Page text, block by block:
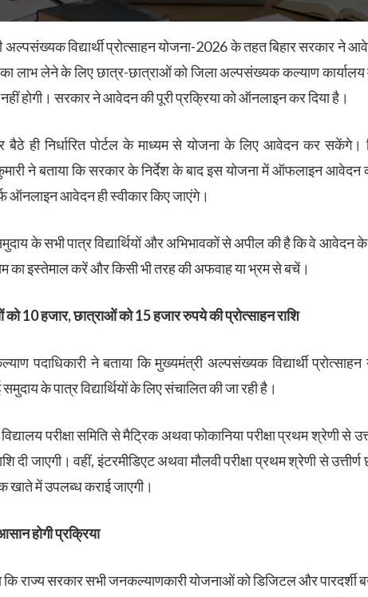
अल्पसंख्यक विद्यार्थी प्रोत्साहन योजना-2026 के तहत बिहार सरकार ने
लाभ लेने के लिए छात्र-छात्राओं को जिला अल्पसंख्यक कल्याण
होगी। सरकार ने आवेदन की पूरी प्रक्रिया को ऑनलाइन कर दिया है।
घर बैठे ही निर्धारित पोर्टल के माध्यम से योजना के लिए आवेदन कर
ने बताया कि सरकार के निर्देश के बाद इस योजना में ऑफलाइन आवेदन
ऑनलाइन आवेदन ही स्वीकार किए जाएंगे।
के सभी पात्र विद्यार्थियों और अभिभावकों से अपील की है कि वे आवेदन
का इस्तेमाल करें और किसी भी तरह की अफवाह या भ्रम से बचें।
को 10 हजार, छात्राओं को 15 हजार रुपये की प्रोत्साहन राशि
पदाधिकारी ने बताया कि मुख्यमंत्री अल्पसंख्यक विद्यार्थी
के पात्र विद्यार्थियों के लिए संचालित की जा रही है।
परीक्षा समिति से मैट्रिक अथवा फोकानिया परीक्षा प्रथम श्रेणी से
दी जाएगी। वहीं, इंटरमीडिएट अथवा मौलवी परीक्षा प्रथम श्रेणी से
खाते में उपलब्ध कराई जाएगी।
होगी प्रक्रिया
कि राज्य सरकार सभी जनकल्याणकारी योजनाओं को डिजिटल और पारदर्शी